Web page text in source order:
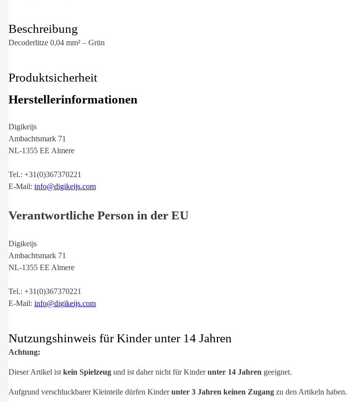
Beschreibung
Decoderlitze 0,04 mm² – Grün
Produktsicherheit
Herstellerinformationen
Digikeijs
Ambachtsmark 71
NL-1355 EE Almere
Tel.: +31(0)367370221
E-Mail: info@digikeijs.com
Verantwortliche Person in der EU
Digikeijs
Ambachtsmark 71
NL-1355 EE Almere
Tel.: +31(0)367370221
E-Mail: info@digikeijs.com
Nutzungshinweis für Kinder unter 14 Jahren
Achtung:
Dieser Artikel ist kein Spielzeug und ist daher nicht für Kinderunter 14 Jahren geeignet.
Aufgrund verschluckbarer Kleinteile dürfen Kinderunter 3 Jahren keinen Zugang zu den Artikeln haben.